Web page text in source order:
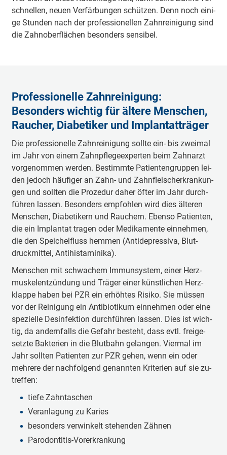
schnel­len, neu­en Ver­fär­bun­gen schüt­zen. Denn noch ei­ni­
ge Stun­den nach der pro­fes­sio­nel­len Zahn­rei­ni­gung sind
die Zahn­ober­flä­chen be­son­ders sen­si­bel.
Professionelle Zahnreinigung:
Besonders wichtig für ältere Menschen,
Raucher, Diabetiker und Implantatträger
Die pro­fes­sio­nel­le Zahn­rei­ni­gung soll­te ein- bis zwei­mal
im Jahr von ei­nem Zahn­pfle­ge­ex­per­ten beim Zahn­arzt
vor­ge­nom­men wer­den. Be­stimm­te Pa­tien­ten­grup­pen lei­
den je­doch häu­fi­ger an Zahn- und Zahn­fleisch­er­kran­kun­
gen und soll­ten die Pro­ze­dur da­her öf­ter im Jahr durch­
füh­ren las­sen. Be­son­ders emp­foh­len wird dies äl­te­ren
Men­schen, Dia­be­ti­kern und Rau­chern. Eben­so Pa­tien­ten,
die ein Im­plan­tat tra­gen oder Me­di­ka­men­te ein­neh­men,
die den Spei­chel­fluss hem­men (An­ti­de­pres­siva, Blut­
druck­mit­tel, An­ti­his­ta­mi­ni­ka).
Men­schen mit schwa­chem Im­mun­sys­tem, ei­ner Herz­
mus­kel­ent­zün­dung und Trä­ger ei­ner künst­li­chen Herz­
klap­pe ha­ben bei PZR ein er­höh­tes Ri­si­ko. Sie müs­sen
vor der Rei­ni­gung ein An­ti­bio­ti­kum ein­neh­men oder ei­ne
spe­zi­el­le De­sin­fek­ti­on durch­füh­ren las­sen. Dies ist wich­
tig, da an­dern­falls die Ge­fahr be­steht, dass evtl. frei­ge­
setz­te Bak­te­ri­en in die Blut­bahn ge­lan­gen. Vier­mal im
Jahr soll­ten Pa­tien­ten zur PZR ge­hen, wenn ein oder
meh­re­re der nach­fol­gend ge­nann­ten Kri­te­ri­en auf sie zu­
treffen:
tie­fe Zahn­ta­schen
Ver­an­la­gung zu Ka­ries
be­son­ders ver­win­kelt ste­hen­den Zäh­nen
Pa­ro­don­ti­tis-Vor­er­kran­kung